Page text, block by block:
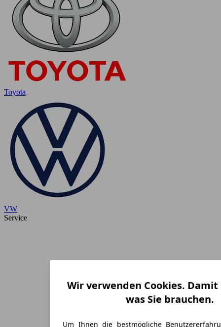
Toyota
VW
Service
Wir verwenden Cookies.
was Sie brauchen.
Um Ihnen die bestmögliche